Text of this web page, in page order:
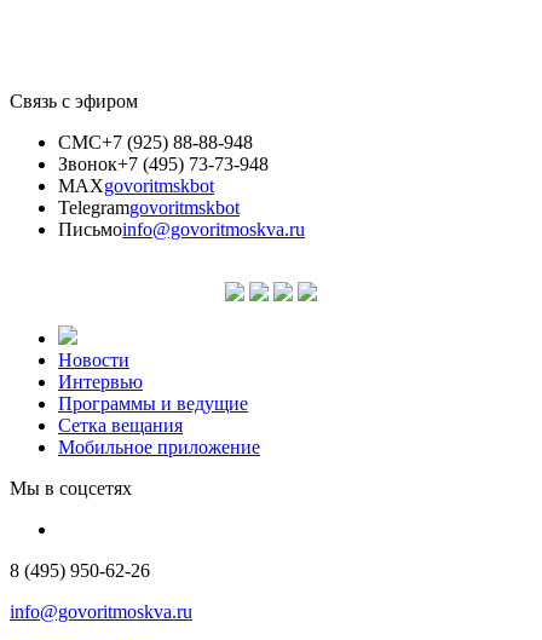
Связь с эфиром
СМС+7 (925) 88-88-948
Звонок+7 (495) 73-73-948
MAXgovoritmskbot
Telegramgovoritmskbot
Письмоinfo@govoritmoskva.ru
Новости
Интервью
Программы и ведущие
Сетка вещания
Мобильное приложение
Мы в соцсетях
8 (495) 950-62-26
info@govoritmoskva.ru